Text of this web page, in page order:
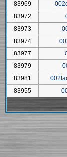
83969
83972
83973
83974
83977
83979
83981
83955